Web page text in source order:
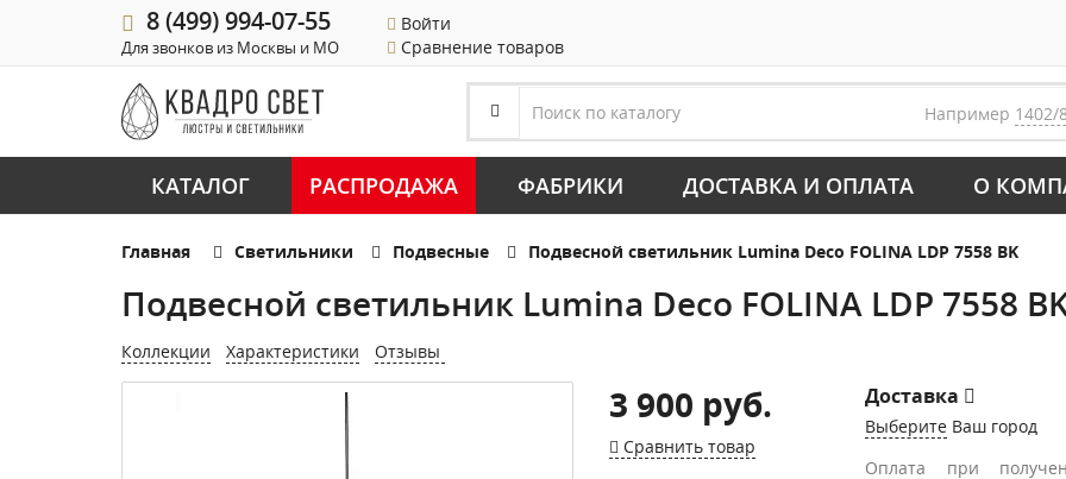
8 (499) 994-07-55
Для звонков из Москвы и МО
Войти
Сравнение товаров
Например 1402/
КАТАЛОГ РАСПРОДАЖА ФАБРИКИ ДОСТАВКА И ОПЛАТА О
Главная Светильники Подвесные Подвесной светильник Lumina Deco FOLINA LDP 7558 BK
Подвесной светильник Lumina Deco FOLINA LDP 7558
Коллекции Характеристики Отзывы
3 900 руб.
Сравнить товар
Доставка
Выберите Ваш город
Оплата при